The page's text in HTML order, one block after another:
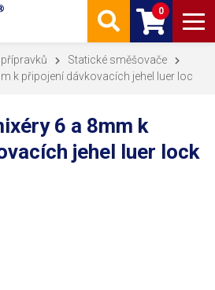
0
Statické směšovače
k připojení dávkovacích jehel luer loc
6 a 8mm k
jehel luer lock